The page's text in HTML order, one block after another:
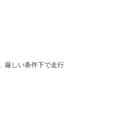
厳しい条件下で走行